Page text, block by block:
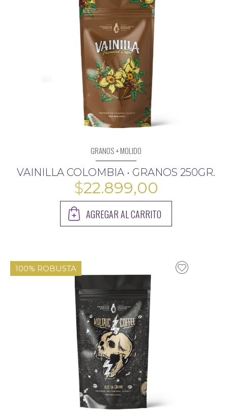
GRANOS + MOLIDO
VAINILLA COLOMBIA • GRANOS 250GR.
$22.899,00
AGREGAR AL CARRITO
100% ROBUSTA